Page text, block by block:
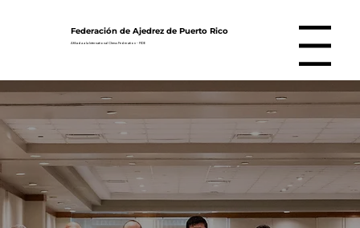
Federación de Ajedrez de Puerto Rico
Afiliada a la International Chess Federation - FIDE Menu